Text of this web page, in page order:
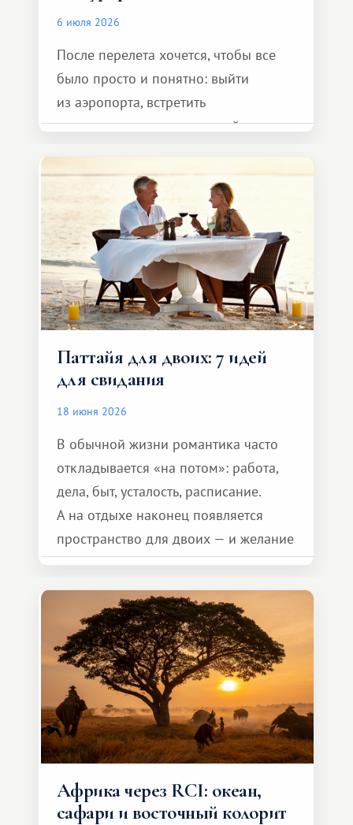
6 июля 2026
После перелета хочется, чтобы все
было просто и понятно: выйти
из аэропорта, встретить
представителя транспортной
и спокойно доехать до курорта.
Паттайя для двоих: 7 идей
для свидания
18 июня 2026
В обычной жизни романтика часто
откладывается «на потом»: работа,
дела, быт, усталость, расписание.
А на отдыхе наконец появляется
пространство для двоих — и желание
сделать для близкого человека что-то
особенное. Не обязательно
масштабное, но тёплое
и запоминающееся :)
Африка через RCI: океан,
сафари и восточный колорит